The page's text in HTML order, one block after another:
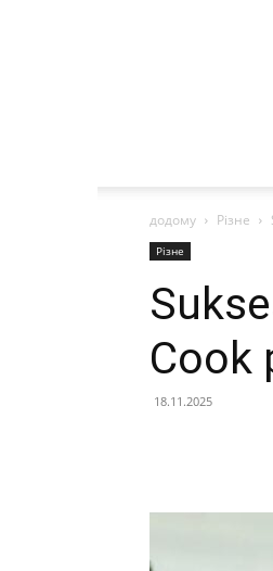
додому Різне
Різне
Cook
18.11.2025